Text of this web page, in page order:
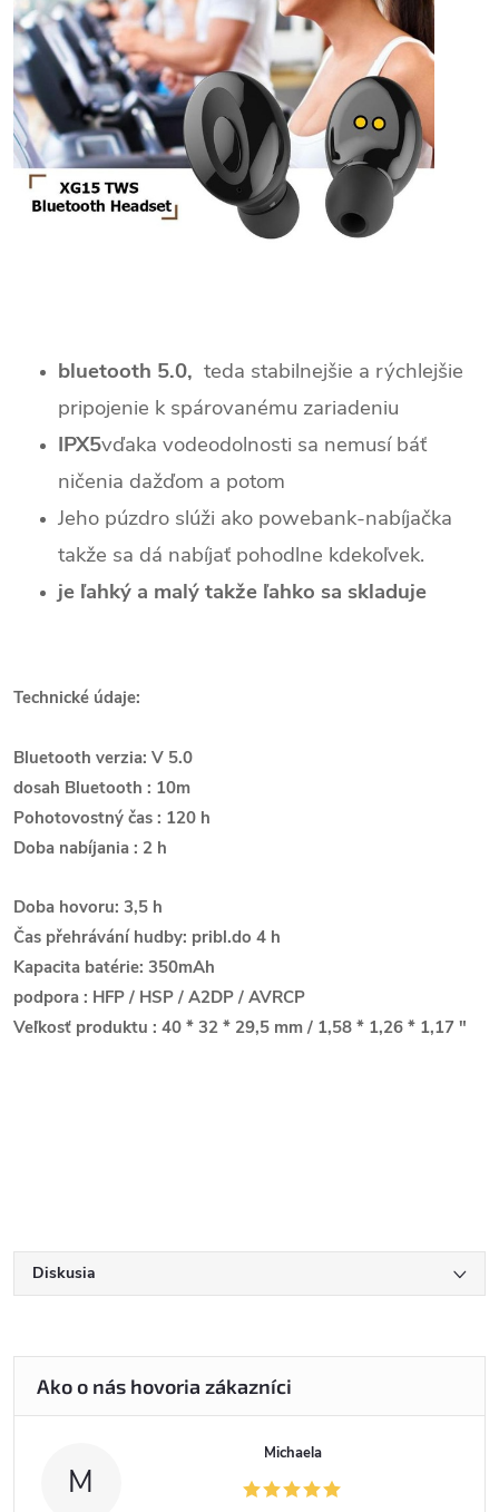
bluetooth 5.0, teda stabilnejšie a rýchlejšie
pripojenie k spárovanému zariadeniu
IPX5vďaka vodeodolnosti sa nemusí báť
ničenia dažďom a potom
Jeho púzdro slúži ako powebank-nabíjačka
takže sa dá nabíjať pohodlne kdekoľvek.
je ľahký a malý takže ľahko sa skladuje
Technické údaje:
Bluetooth verzia: V 5.0
dosah Bluetooth : 10m
Pohotovostný čas : 120 h
Doba nabíjania : 2 h
Doba hovoru: 3,5 h
Čas přehrávání hudby: pribl.do 4 h
Kapacita batérie: 350mAh
podpora : HFP / HSP / A2DP / AVRCP
Veľkosť produktu : 40 * 32 * 29,5 mm / 1,58 * 1,26 * 1,17 "
Diskusia
M
Michaela